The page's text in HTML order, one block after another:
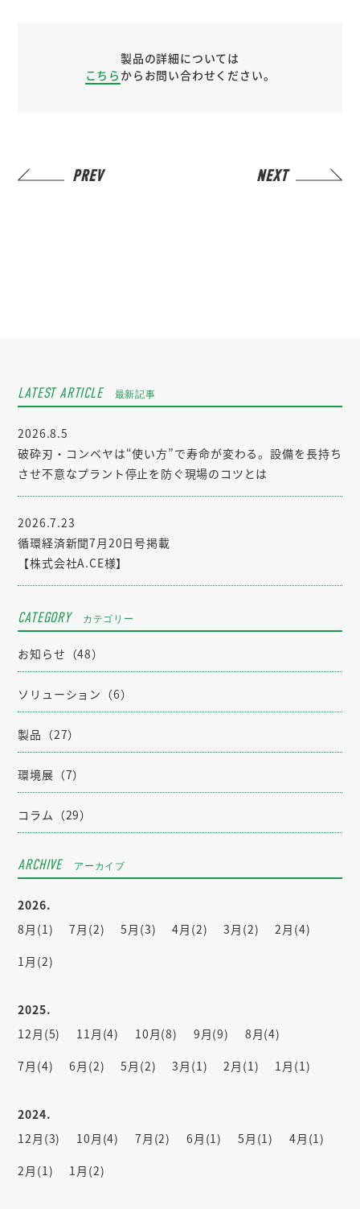
製品の詳細については
こちら からお問い合わせください。
PREV NEXT
LATEST ARTICLE 最新記事
2026.8.5
破砕刃・コンベヤは“使い方”で寿命が変わる。設備を長持ち
させ不意なプラント停止を防ぐ現場のコツとは
2026.7.23
循環経済新聞7月20日号掲載
【株式会社A.CE様】
CATEGORY カテゴリー
お知らせ（48）
ソリューション（6）
製品（27）
環境展（7）
コラム（29）
ARCHIVE アーカイブ
2026.
8月(1)
7月(2) 5月(3) 4月(2) 3月(2)
2月(4)
1月(2)
2025.
12月(5)
11月(4) 10月(8) 9月(9)
8月(4)
7月(4)
6月(2) 5月(2) 3月(1) 2月(1) 1月(1)
2024.
12月(3)
10月(4) 7月(2) 6月(1) 5月(1)
4月(1)
2月(1)
1月(2)